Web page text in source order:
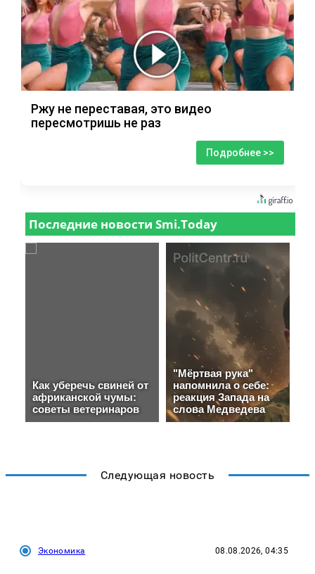
Ржу не переставая, это видео
пересмотришь не раз
Подробнее >>
Следующая новость
Экономика 08.08.2026, 04:35